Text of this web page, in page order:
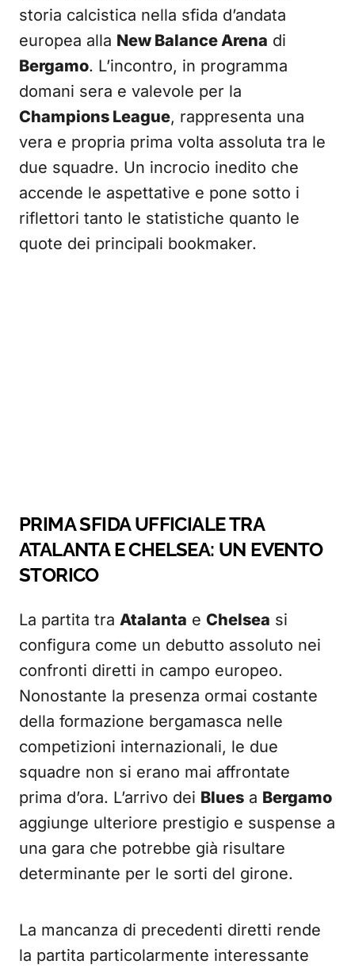
storia calcistica nella sfida d’andata
europea alla New Balance Arena di
Bergamo. L’incontro, in programma
domani sera e valevole per la
Champions League, rappresenta una
vera e propria prima volta assoluta tra le
due squadre. Un incrocio inedito che
accende le aspettative e pone sotto i
riflettori tanto le statistiche quanto le
quote dei principali bookmaker.
PRIMA SFIDA UFFICIALE TRA
ATALANTA E CHELSEA: UN EVENTO
STORICO
La partita tra Atalanta e Chelsea si
configura come un debutto assoluto nei
confronti diretti in campo europeo.
Nonostante la presenza ormai costante
della formazione bergamasca nelle
competizioni internazionali, le due
squadre non si erano mai affrontate
prima d’ora. L’arrivo dei Blues a Bergamo
aggiunge ulteriore prestigio e suspense a
una gara che potrebbe già risultare
determinante per le sorti del girone.
La mancanza di precedenti diretti rende
la partita particolarmente interessante